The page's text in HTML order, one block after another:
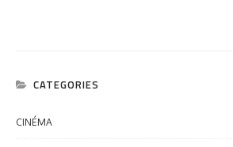
CATEGORIES
CINÉMA